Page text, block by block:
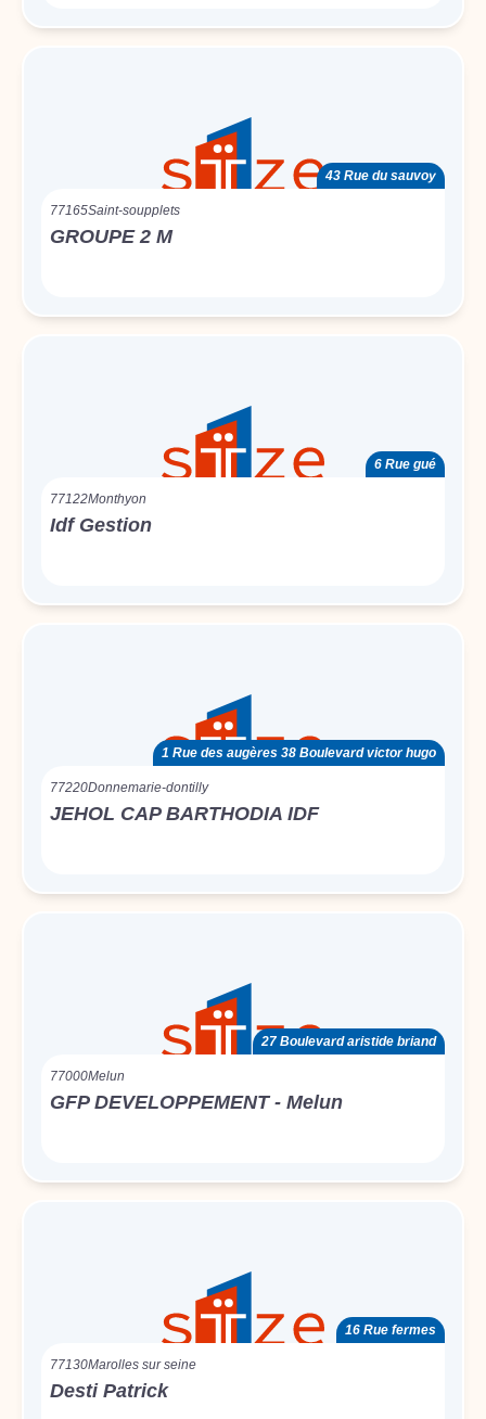
43 Rue du sauvoy
77165Saint-soupplets
GROUPE 2 M
6 Rue gué
77122Monthyon
Idf Gestion
1 Rue des augères 38 Boulevard victor hugo
77220Donnemarie-dontilly
JEHOL CAP BARTHODIA IDF
27 Boulevard aristide briand
77000Melun
GFP DEVELOPPEMENT - Melun
16 Rue fermes
77130Marolles sur seine
Desti Patrick